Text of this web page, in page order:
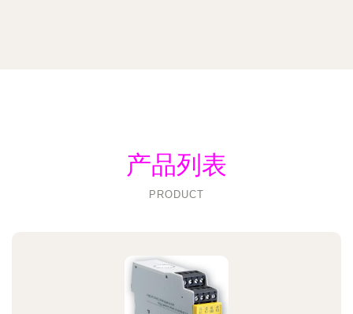
产品列表
PRODUCT